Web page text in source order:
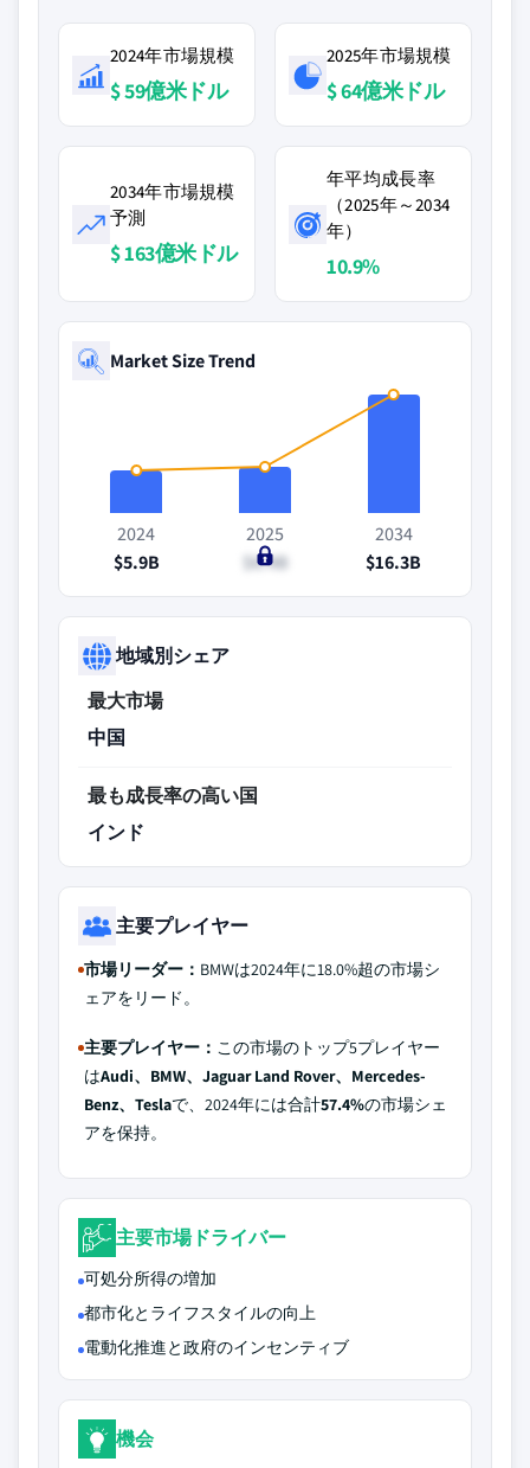
2024年市場規模
$ 59億米ドル
2025年市場規模
$ 64億米ドル
2034年市場規模
予測
$ 163億米ドル
年平均成長率
（2025年～2034
年）
10.9%
Market Size Trend
2024
$5.9B
2025
$6.4B
2034
$16.3B
地域別シェア
最大市場
中国
最も成長率の高い国
インド
主要プレイヤー
市場リーダー： BMWは2024年に18.0%超の市場シ
ェアをリード。
主要プレイヤー： この市場のトップ5プレイヤー
はAudi、BMW、Jaguar Land Rover、Mercedes-
Benz、Teslaで、2024年には合計57.4%の市場シェ
アを保持。
主要市場ドライバー
可処分所得の増加
都市化とライフスタイルの向上
電動化推進と政府のインセンティブ
機会